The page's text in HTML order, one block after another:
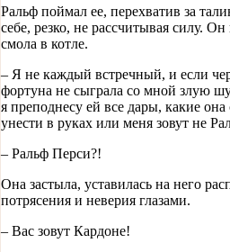
Ральф поймал ее, перехватив за
себе, резко, не рассчитывая силу.
смола в котле.
– Я не каждый встречный, и если
фортуна не сыграла со мной злую
я преподнесу ей все дары, какие
унести в руках или меня зовут не
– Ральф Перси?!
Она застыла, уставилась на него
потрясения и неверия глазами.
– Вас зовут Кардоне!